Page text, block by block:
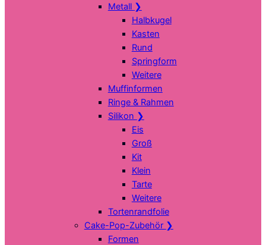
Metall ❯
Halbkugel
Kasten
Rund
Springform
Weitere
Muffinformen
Ringe & Rahmen
Silikon ❯
Eis
Groß
Kit
Klein
Tarte
Weitere
Tortenrandfolie
Cake-Pop-Zubehör ❯
Formen